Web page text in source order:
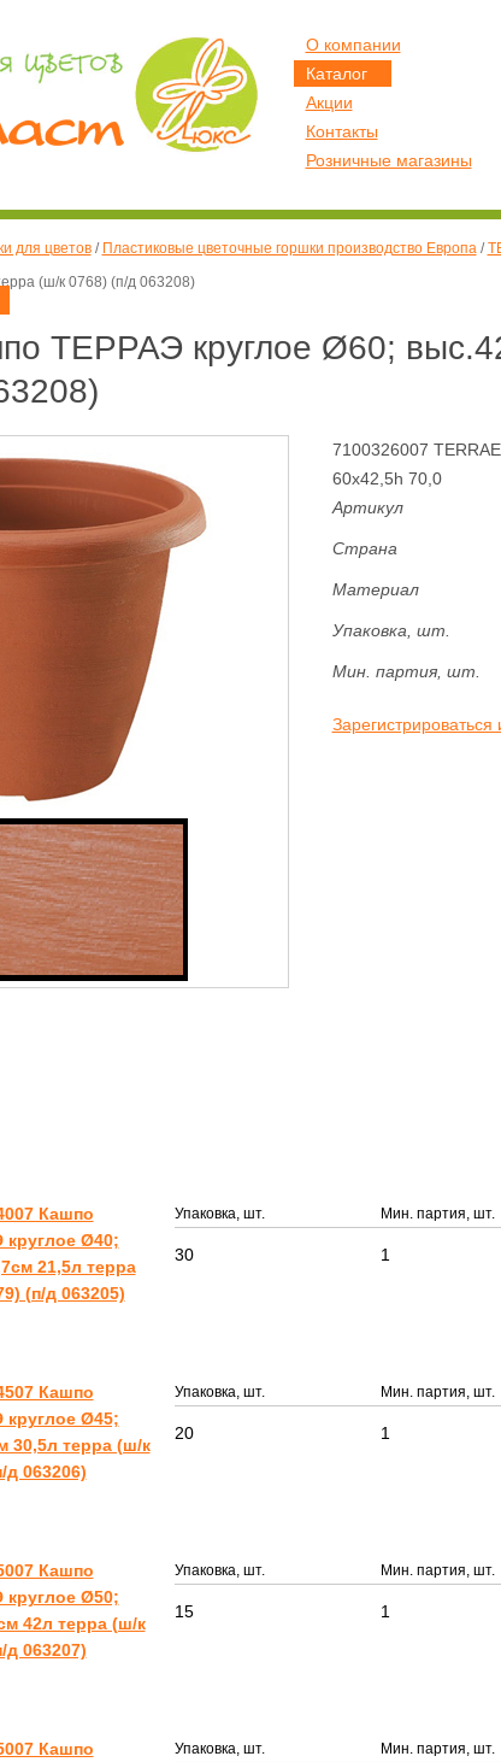
для цветов/ Пластиковые цветочные горшки производство Европа/
(ш/к 0768) (п/д 063208)
ТЕРРАЭ круглое Ø60;
7100326007
60x42,5h 70,0
Артикул
Страна
Материал
Упаковка, шт.
Мин. партия, шт.
Кашпо
круглое Ø40;
21,5л терра
(п/д 063205)
Упаковка, шт. Мин. партия, шт.
30 1
Кашпо
круглое Ø45;
30,5л терра (ш/к
д 063206)
Упаковка, шт. Мин. партия, шт.
20 1
Кашпо
круглое Ø50;
42л терра (ш/к
д 063207)
Упаковка, шт. Мин. партия, шт.
15 1
Кашпо
Упаковка, шт. Мин. партия, шт.
О компании
Каталог
Акции
Контакты
Розничные магазины